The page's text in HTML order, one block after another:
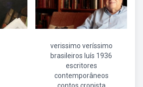
verissimo veríssimo
brasileiros luís 1936
escritores
contemporâneos